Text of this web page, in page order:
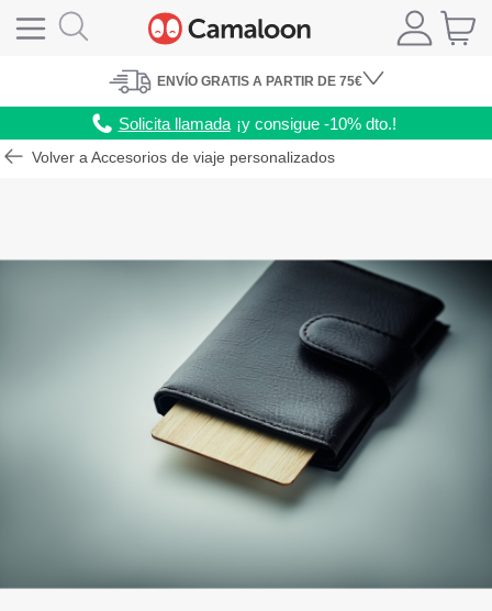
ENVÍO GRATIS A PARTIR DE 75€
Solicita llamada ¡y consigue -10% dto.!
Volver a Accesorios de viaje personalizados